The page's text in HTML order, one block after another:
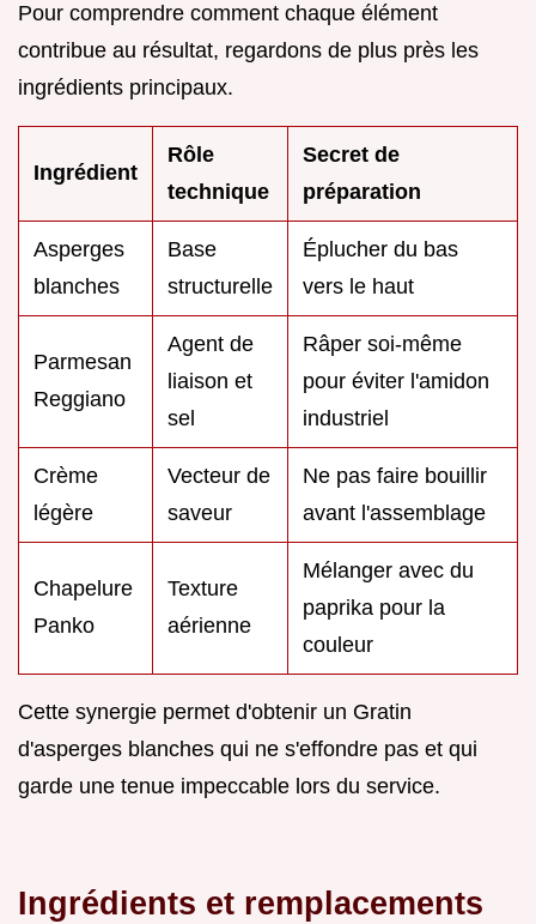
Pour comprendre comment chaque élément
contribue au résultat, regardons de plus près les
ingrédients principaux.
Ingrédient
Rôle
technique
Secret de
préparation
Asperges
blanches
Base
structurelle
Éplucher du bas
vers le haut
Parmesan
Reggiano
Agent de
liaison et
sel
Râper soi-même
pour éviter l'amidon
industriel
Crème
légère
Vecteur de
saveur
Ne pas faire bouillir
avant l'assemblage
Chapelure
Panko
Texture
aérienne
Mélanger avec du
paprika pour la
couleur
Cette synergie permet d'obtenir un Gratin
d'asperges blanches qui ne s'effondre pas et qui
garde une tenue impeccable lors du service.
Ingrédients et remplacements